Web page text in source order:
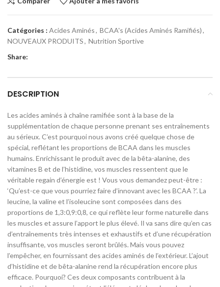
Catégories : Acides Aminés, BCAA's (Acides Aminés Ramifiés),
NOUVEAUX PRODUITS, Nutrition Sportive
Share:
DESCRIPTION
Les acides aminés à chaîne ramifiée sont à la base de la
supplémentation de chaque personne prenant ses entraînements
au sérieux. C’est pourquoi nous avons créé quelque chose de
spécial, reflétant les proportions de BCAA dans les muscles
humains. Enrichissant le produit avec de la bêta-alanine, des
vitamines B et de l’histidine, vos muscles ressentent que le
véritable regain d’énergie est ! Vous vous demandez peut-être :
‘Qu’est-ce que vous pourriez faire d’innovant avec les BCAA ?’. La
leucine, la valine et l’isoleucine sont composées dans des
proportions de 1,3:0,9:0,8, ce qui reflète leur forme naturelle dans
les muscles et assure l’apport le plus élevé. Il va sans dire qu’en cas
d’entraînements très intenses et exhaustifs et d’une récupération
insuffisante, vos muscles seront brûlés. Mais vous pouvez
l’empêcher, en fournissant des acides aminés de l’extérieur. L’ajout
d’histidine et de bêta-alanine rend la récupération encore plus
efficace. Pourquoi? Ces deux composants contribuent à la